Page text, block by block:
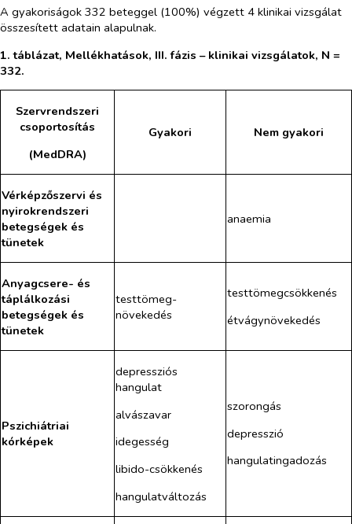
A gyakoriságok 332 beteggel (100%) végzett 4 klinikai vizsgálat
összesített adatain alapulnak.
1. táblázat, Mellékhatások, III. fázis – klinikai vizsgálatok, N =
332.
Szervrendszeri
csoportosítás
(MedDRA)
Gyakori Nem gyakori
Vérképzőszervi és
nyirokrendszeri
betegségek és
tünetek
anaemia
Anyagcsere- és
táplálkozási
betegségek és
tünetek
testtömeg-
növekedés
testtömegcsökkenés
étvágynövekedés
Pszichiátriai
kórképek
depressziós
hangulat
alvászavar
idegesség
libido-csökkenés
hangulatváltozás
szorongás
depresszió
hangulatingadozás